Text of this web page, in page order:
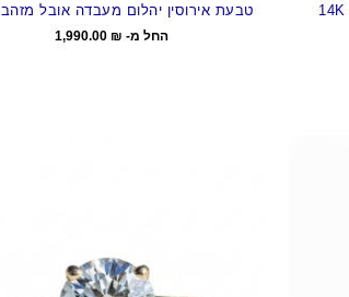
טבעת אירוסין יהלום מעבדה אובל מזהב 14K
החל מ- 1,990.00 ₪